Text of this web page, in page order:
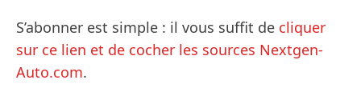
S’abonner est simple : il vous suffit de cliquer
sur ce lien et de cocher les sources Nextgen-
Auto.com.